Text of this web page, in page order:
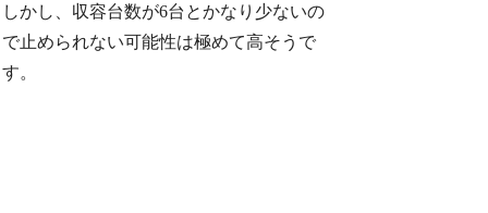
しかし、収容台数が6台とかなり少ないの
で止められない可能性は極めて高そうで
す。